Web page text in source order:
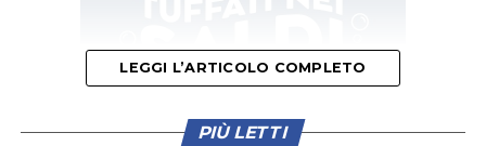
maestro Stefano Raponi il quale si avvale del patrocinio
dei comuni Città di Sermoneta e Città di Lanuvio, con il
supporto degli sponsor l’Università delle Tre Età
Sermoneta e Aurora Medieval House. Per avere ulteriori
LEGGI L’ARTICOLO COMPLETO
PIÙ LETTI